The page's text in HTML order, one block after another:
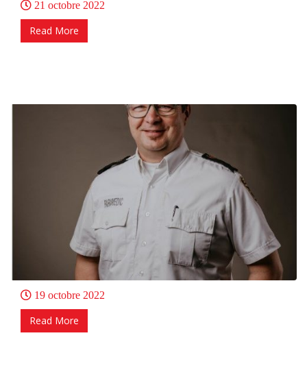
21 octobre 2022
Read More
19 octobre 2022
Read More